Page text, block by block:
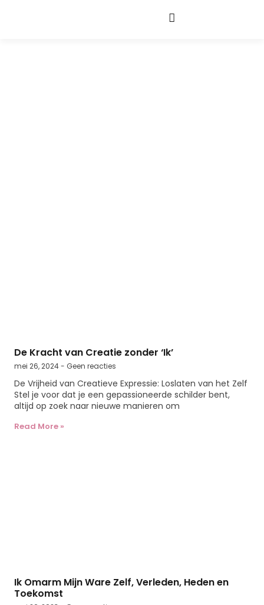
De Kracht van Creatie zonder ‘Ik’
mei 26, 2024 Geen reacties
De Vrijheid van Creatieve Expressie: Loslaten van het Zelf
Stel je voor dat je een gepassioneerde schilder bent,
altijd op zoek naar nieuwe manieren om
Read More »
Ik Omarm Mijn Ware Zelf, Verleden, Heden en
Toekomst